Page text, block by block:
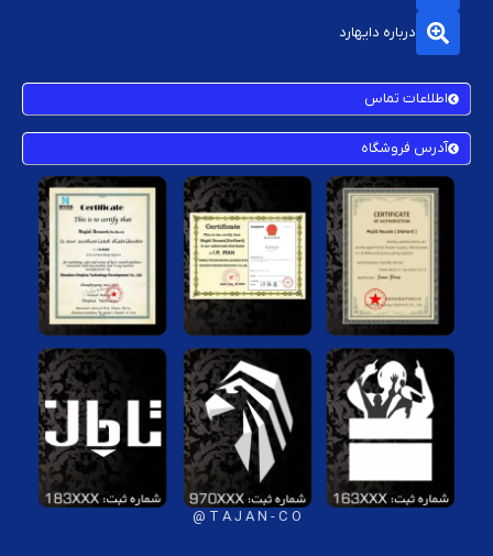
درباره دایهارد
اطلاعات تماس
آدرس فروشگاه
T A J A N - C O @